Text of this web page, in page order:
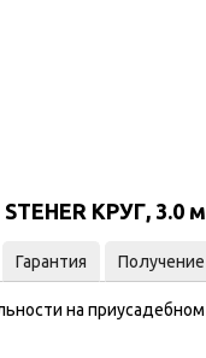
КРУГ, 3.0
Гарантия
на